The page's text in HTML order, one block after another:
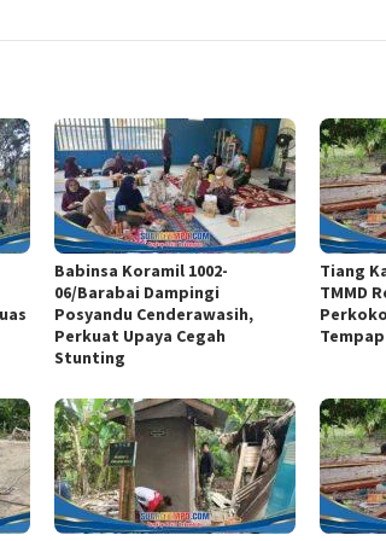
Babinsa Koramil 1002-
06/Barabai Dampingi
Posyandu Cenderawasih,
Perkuat Upaya Cegah
Stunting
Tiang
TMMD